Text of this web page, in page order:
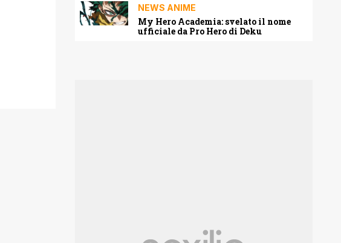
NEWS ANIME
My Hero Academia: svelato il nome
ufficiale da Pro Hero di Deku